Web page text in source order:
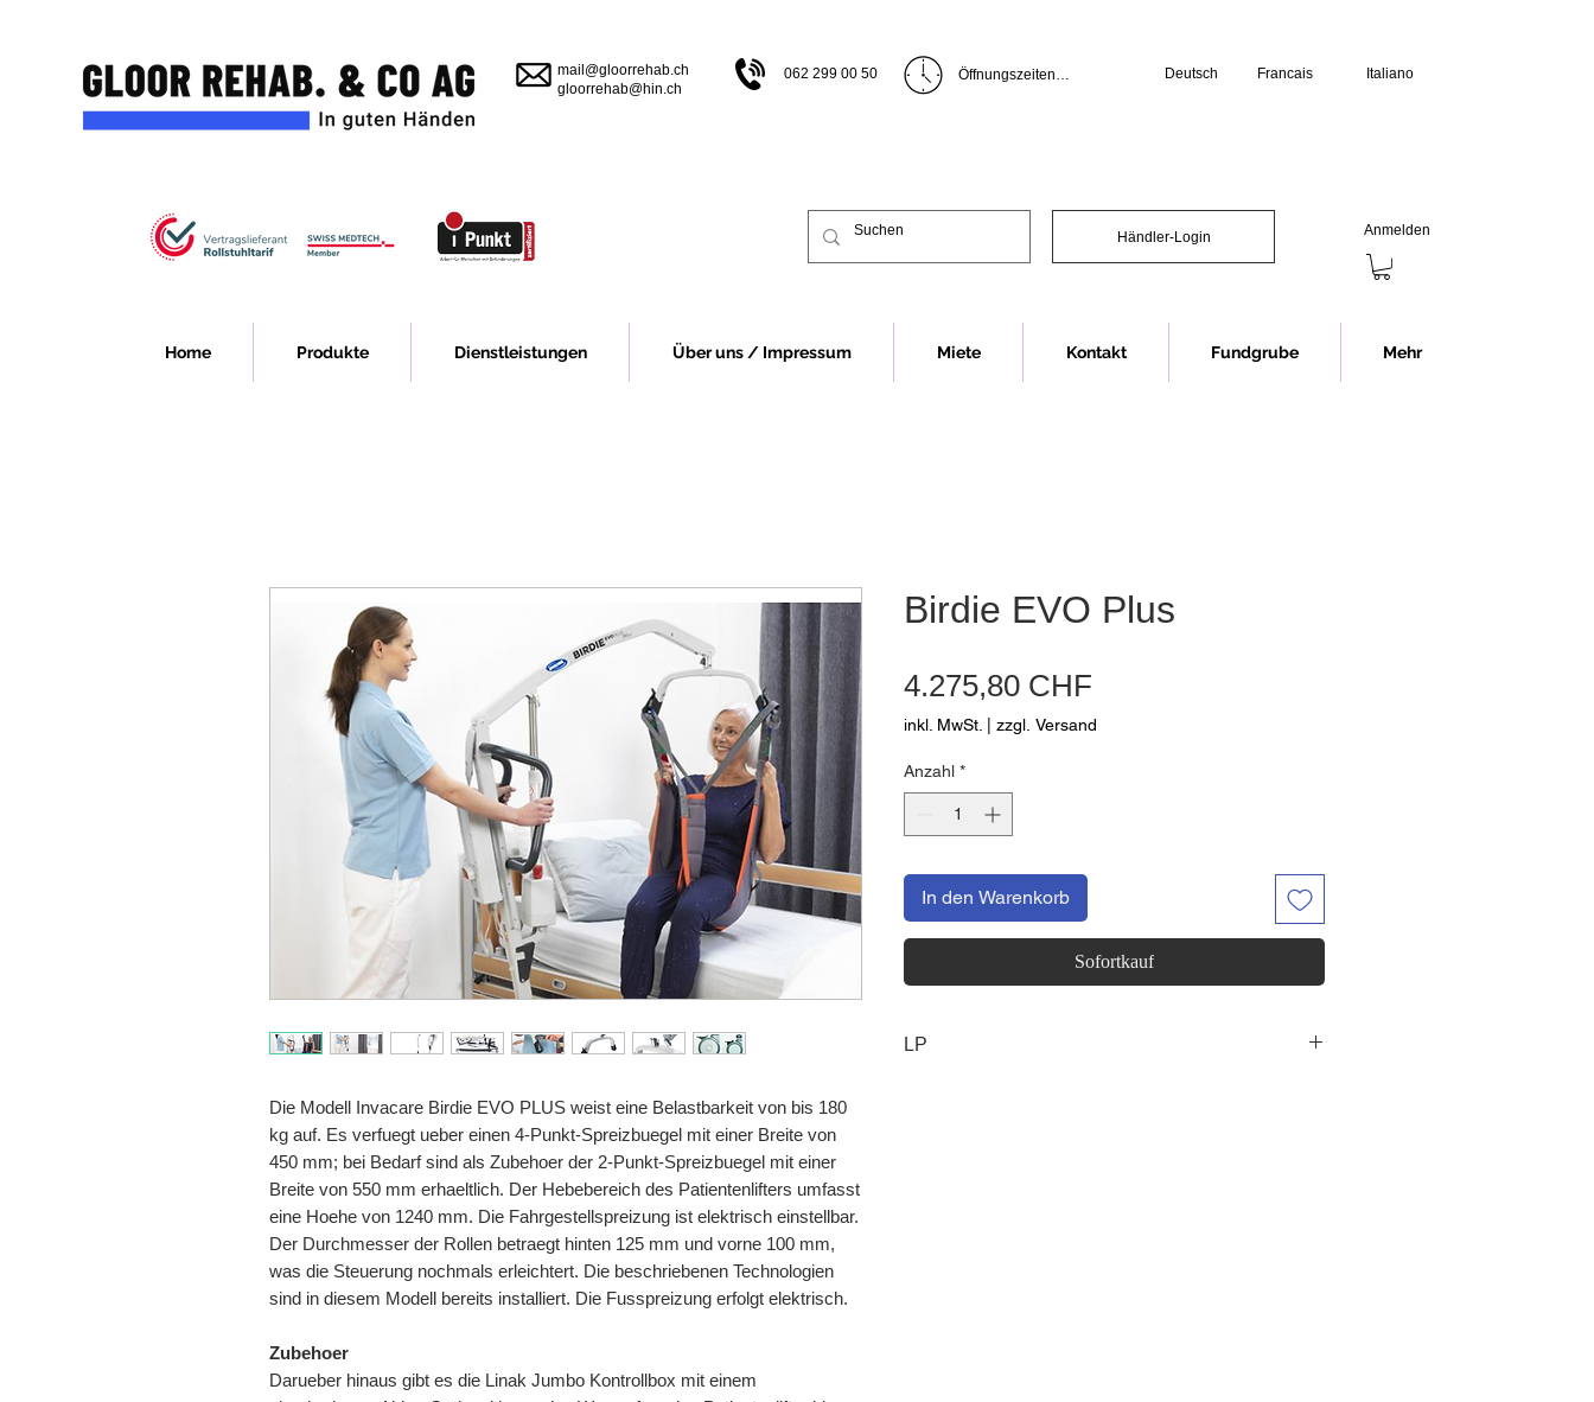
mail@gloorrehab.ch
gloorrehab@hin.ch
062 299 00 50
Öffnungszeiten
Öffnungszeiten Showroom (Anmeldung erforderlich):
Montag 13.00 bis 16.30 Uhr
Vor Feiertagen schliessen wir jeweils eine Stunde
Deutsch Francais Italiano
Händler-Login Anmelden
Home Produkte Dienstleistungen Über uns / Impressum Miete Kontakt Fundgrube Mehr
Die Modell Invacare Birdie EVO PLUS weist eine Belastbarkeit von bis 180
kg auf. Es verfuegt ueber einen 4-Punkt-Spreizbuegel mit einer Breite von
450 mm; bei Bedarf sind als Zubehoer der 2-Punkt-Spreizbuegel mit einer
Breite von 550 mm erhaeltlich. Der Hebebereich des Patientenlifters umfasst
eine Hoehe von 1240 mm. Die Fahrgestellspreizung ist elektrisch einstellbar.
Der Durchmesser der Rollen betraegt hinten 125 mm und vorne 100 mm,
was die Steuerung nochmals erleichtert. Die beschriebenen Technologien
sind in diesem Modell bereits installiert. Die Fusspreizung erfolgt elektrisch.
Zubehoer
Darueber hinaus gibt es die Linak Jumbo Kontrollbox mit einem
Birdie EVO Plus
4.275,80 CHF
inkl. MwSt. zzgl. Versand
Anzahl *
In den Warenkorb
Sofortkauf
LP